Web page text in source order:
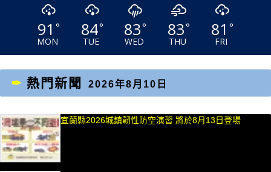
91 °
MON
84°
TUE
83°
WED
83°
THU
81 °
FRI
熱門新聞 2026年8月10日
宜蘭縣2026城鎮韌性防空演習 將於8月13日登場